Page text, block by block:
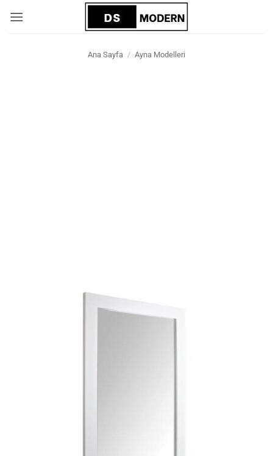
atla
Ana Sayfa / Ayna Modelleri